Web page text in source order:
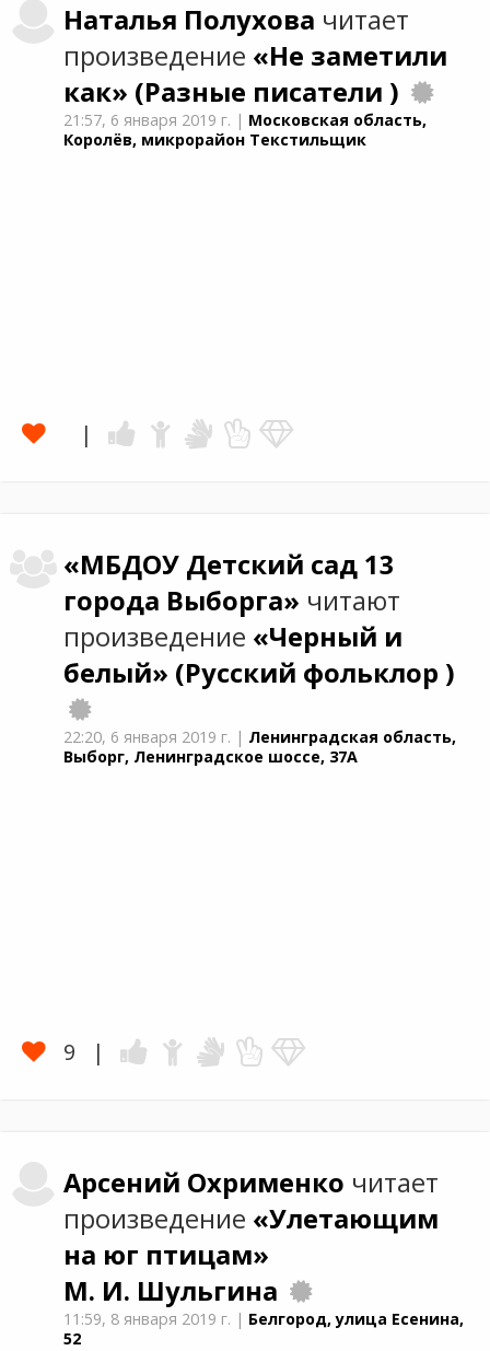
Наталья Полухова читает
произведение «Не заметили
как» (Разные писатели )
21:57, 6 января 2019 г. | Московская область,
Королёв, микрорайон Текстильщик
«МБДОУ Детский сад 13
города Выборга» читают
произведение «Черный и
белый» (Русский фольклор )
22:20, 6 января 2019 г. | Ленинградская область,
Выборг, Ленинградское шоссе, 37А
9
Арсений Охрименко читает
произведение «Улетающим
на юг птицам»
М. И. Шульгина
11:59, 8 января 2019 г. | Белгород, улица Есенина,
52